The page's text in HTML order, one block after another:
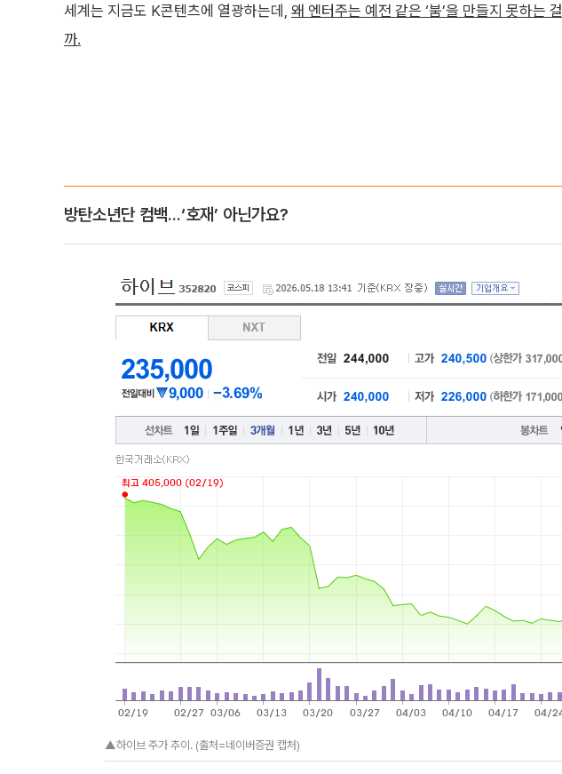
세계는 지금도 K콘텐츠에 열광하는데, 왜 엔터주는 예전 같은 ‘붐’을 만들지 못하는 걸
까.
방탄소년단 컴백...‘호재’ 아닌가요?
▲하이브 주가 추이. (출처=네이버증권 캡처)